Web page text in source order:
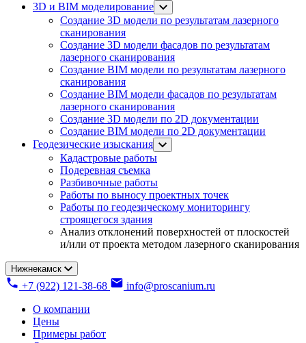
3D и BIM моделирование
Создание 3D модели по результатам лазерного
сканирования
Создание 3D модели фасадов по результатам
лазерного сканирования
Создание BIM модели по результатам лазерного
сканирования
Создание BIM модели фасадов по результатам
лазерного сканирования
Создание 3D модели по 2D документации
Создание BIM модели по 2D документации
Геодезические изыскания
Кадастровые работы
Подеревная съемка
Разбивочные работы
Работы по выносу проектных точек
Работы по геодезическому мониторингу
строящегося здания
Анализ отклонений поверхностей от плоскостей
и/или от проекта методом лазерного сканирования
Нижнекамск
+7 (922) 121-38-68
info@proscanium.ru
О компании
Цены
Примеры работ